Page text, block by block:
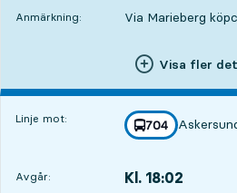
Anmärkning: Via Marieberg
Visa fler
Linje mot: linje
704
mot
,
Avgår: Kl. 18:02